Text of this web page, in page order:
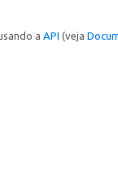
a API (veja